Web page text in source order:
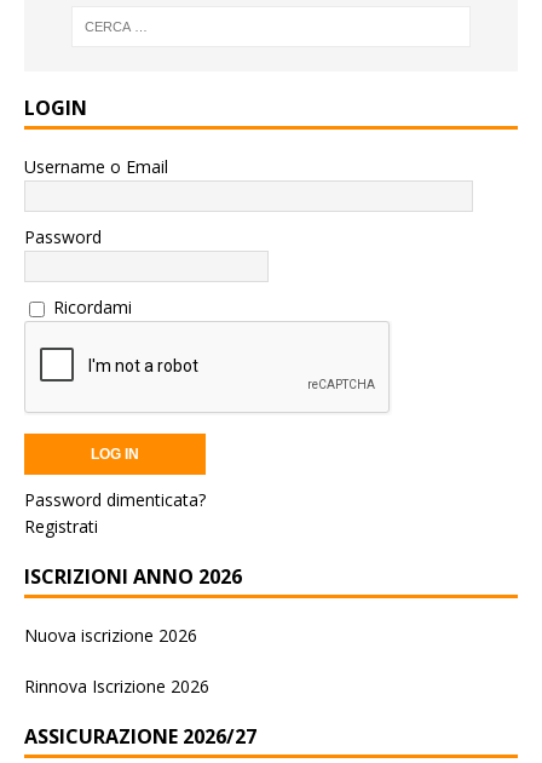
LOGIN
Username o Email
Password
Ricordami
Password dimenticata?
Registrati
ISCRIZIONI ANNO 2026
Nuova iscrizione 2026
Rinnova Iscrizione 2026
ASSICURAZIONE 2026/27